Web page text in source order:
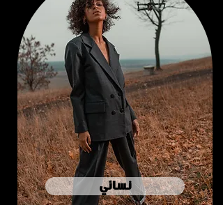
نسائي